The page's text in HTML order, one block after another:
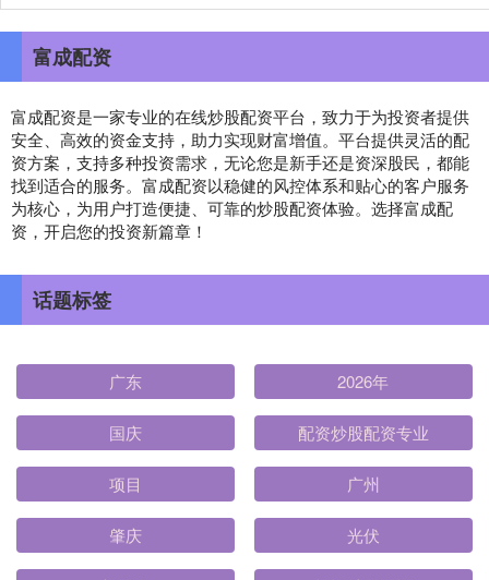
富成配资
富成配资是一家专业的在线炒股配资平台，致力于为投资者提供
安全、高效的资金支持，助力实现财富增值。平台提供灵活的配
资方案，支持多种投资需求，无论您是新手还是资深股民，都能
找到适合的服务。富成配资以稳健的风控体系和贴心的客户服务
为核心，为用户打造便捷、可靠的炒股配资体验。选择富成配
资，开启您的投资新篇章！
话题标签
广东 2026年
国庆 配资炒股配资专业
项目 广州
肇庆 光伏